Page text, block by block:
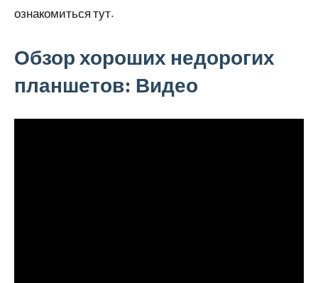
ознакомиться тут.
Обзор хороших недорогих
планшетов: Видео